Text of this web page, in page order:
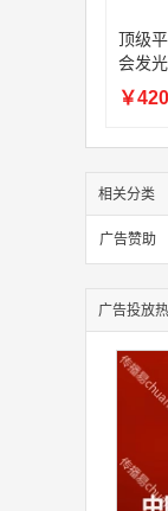
顶级
会发
￥
相关分类
广告赞助
广告投放